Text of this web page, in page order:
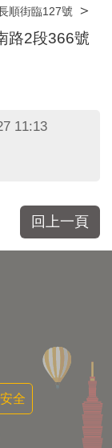
順街臨127號
＞
路2段366號
11:13
回上一頁
全